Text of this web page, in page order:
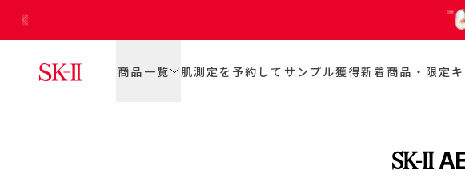
15分でご自身
入れをアドバイ
商品一覧 肌測定を予約してサンプル獲得新着商品・限定
SK-II